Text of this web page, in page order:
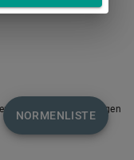
NORMENLISTE
Nutzungsbedingungen